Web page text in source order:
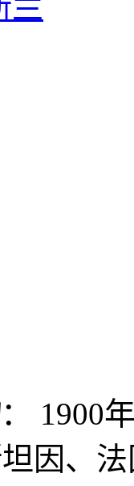
： 1900
因、